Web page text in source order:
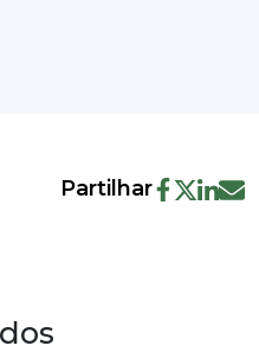
Partilhar